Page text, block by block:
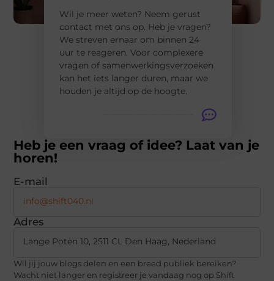
Wil je meer weten? Neem gerust
contact met ons op. Heb je vragen?
We streven ernaar om binnen 24
uur te reageren. Voor complexere
vragen of samenwerkingsverzoeken
kan het iets langer duren, maar we
houden je altijd op de hoogte.
Heb je een vraag of idee? Laat van je
horen!
E-mail
info@shift040.nl
Adres
Lange Poten 10, 2511 CL Den Haag, Nederland
Wil jij jouw blogs delen en een breed publiek bereiken?
Wacht niet langer en registreer je vandaag nog op Shift